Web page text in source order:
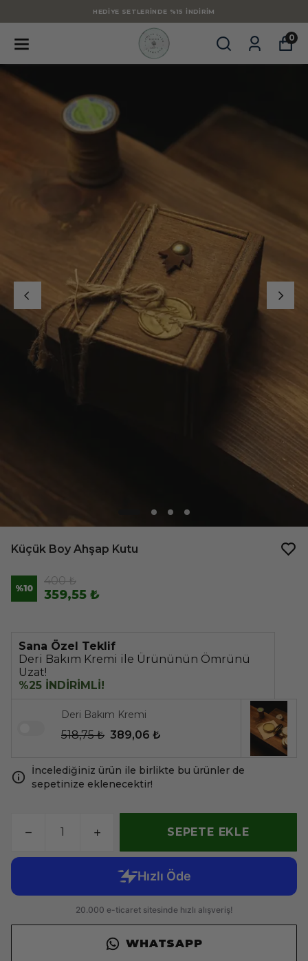
HEDIYE SETLERINDE %15 İNDIRIM
0
Küçük Boy Ahşap Kutu
%10
400 ₺
359,55 ₺
Sana Özel Teklif
Deri Bakım Kremi ile Ürününün Ömrünü
Uzat!
%25 İNDİRİMLİ!
Deri Bakım Kremi
518,75 ₺ 389,06 ₺
İncelediğiniz ürün ile birlikte bu ürünler de
sepetinize eklenecektir!
SEPETE EKLE
WHATSAPP